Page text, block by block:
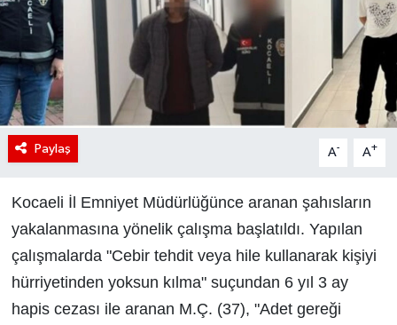
Paylaş A- A+
Kocaeli İl Emniyet Müdürlüğünce aranan şahısların
yakalanmasına yönelik çalışma başlatıldı. Yapılan
çalışmalarda "Cebir tehdit veya hile kullanarak kişiyi
hürriyetinden yoksun kılma" suçundan 6 yıl 3 ay
hapis cezası ile aranan M.Ç. (37), "Adet gereği